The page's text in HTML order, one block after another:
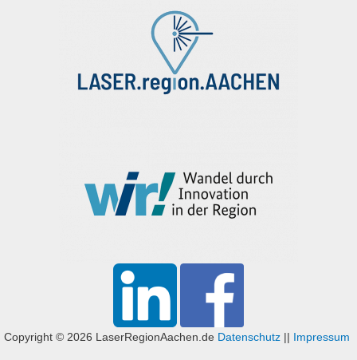
Copyright © 2026 LaserRegionAachen.de Datenschutz || Impressum